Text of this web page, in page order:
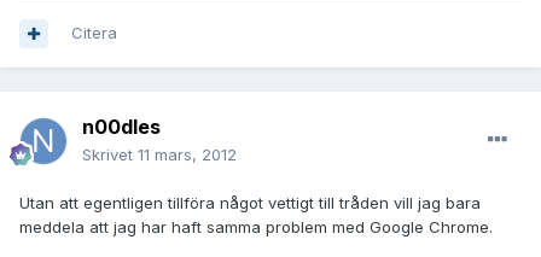
Citera
n00dles
Skrivet 11 mars, 2012
Utan att egentligen tillföra något vettigt till tråden vill jag bara
meddela att jag har haft samma problem med Google Chrome.